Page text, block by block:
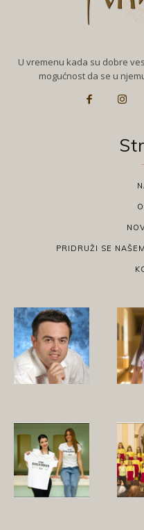
U vremenu kada su dobre
mogućnost da se u
PRIDRUŽI SE